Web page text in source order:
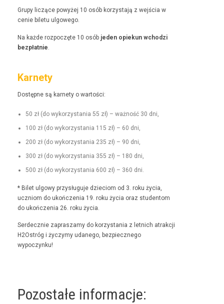
Grupy liczące powyżej 10 osób korzys­ta­ją z wejś­cia w
cenie bile­tu ulgowego.
Na każde rozpoczęte 10 osób jeden opiekun wchodzi
bezpłat­nie.
Karnety
Dostęp­ne są kar­ne­ty o wartości:
50 zł (do wyko­rzys­ta­nia 55 zł) – ważność 30 dni,
100 zł (do wyko­rzys­ta­nia 115 zł) – 60 dni,
200 zł (do wyko­rzys­ta­nia 235 zł) – 90 dni,
300 zł (do wyko­rzys­ta­nia 355 zł) – 180 dni,
500 zł (do wyko­rzys­ta­nia 600 zł) – 360 dni.
* Bilet ulgo­wy przysługu­je dzieciom od 3. roku życia,
uczniom do ukończenia 19. roku życia oraz stu­den­tom
do ukończenia 26. roku życia.
Serdecznie zaprasza­my do korzys­ta­nia z let­nich atrakcji
H2Ostróg i życzymy udanego, bez­piecznego
wypoczynku!
Pozostałe informacje: